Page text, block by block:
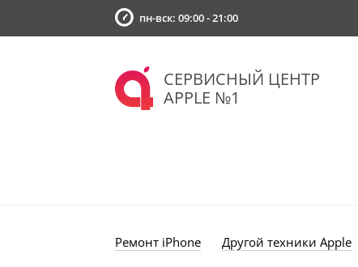
пн-вск: 09:00 - 21:00
СЕРВИСНЫЙ ЦЕНТР
APPLE №1
Ремонт iPhone Другой техники Apple